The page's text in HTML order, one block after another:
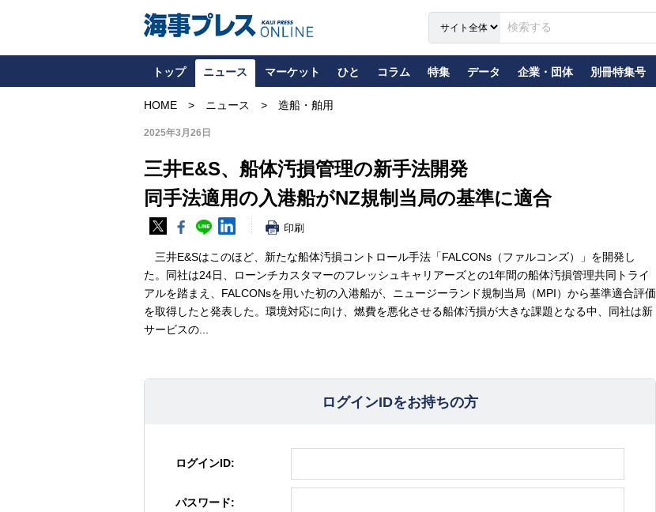
トップ ニュース マーケット ひと コラム 特集 データ 企業・団体 別冊特集号
HOME ニュース 造船・舶用
2025年3月26日
三井E&S、船体汚損管理の新手法開発
同手法適用の入港船がNZ規制当局の基準に適合
印刷
三井E&Sはこのほど、新たな船体汚損コントロール手法「FALCONs（ファルコンズ）」を開発し
た。同社は24日、ローンチカスタマーのフレッシュキャリアーズとの1年間の船体汚損管理共同トライ
アルを踏まえ、FALCONsを用いた初の入港船が、ニュージーランド規制当局（MPI）から基準適合評価
を取得したと発表した。環境対応に向け、燃費を悪化させる船体汚損が大きな課題となる中、同社は新
サービスの...
ログインIDをお持ちの方
ログインID:
パスワード: